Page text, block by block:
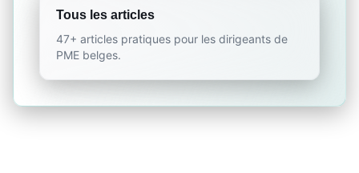
Tous les articles
47+ articles pratiques pour les dirigeants de
PME belges.